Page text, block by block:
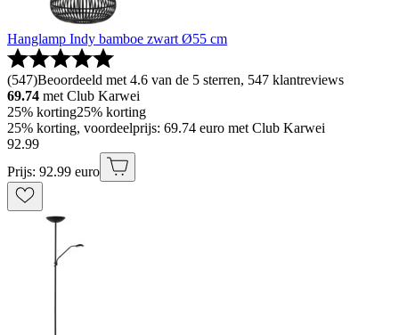
Hanglamp Indy bamboe zwart Ø55 cm
(547)Beoordeeld met 4.6 van de 5 sterren, 547 klantreviews
69.74 met Club Karwei
25% korting25% korting
25% korting, voordeelprijs: 69.74 euro met Club Karwei
92.99
Prijs: 92.99 euro